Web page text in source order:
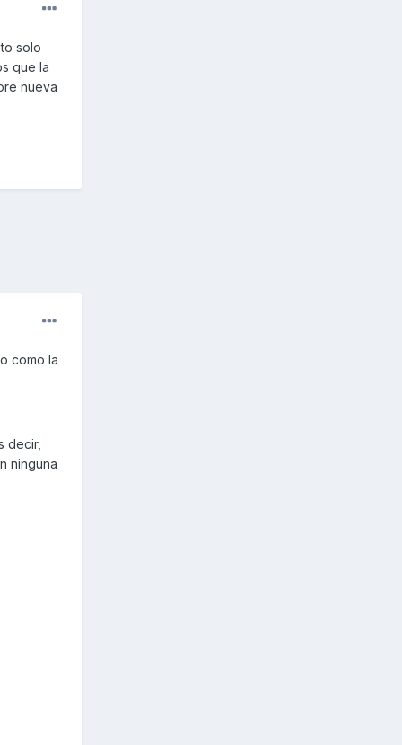
solo
que la
nueva
como la
decir,
ninguna